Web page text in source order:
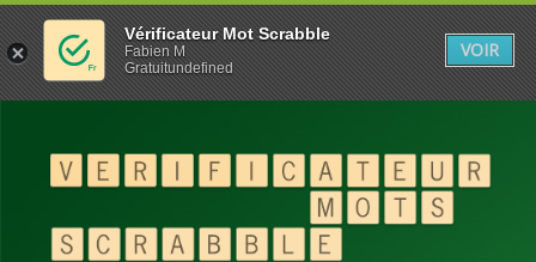
Vérificateur Mot Scrabble
Fabien M
Gratuitundefined
VOIR